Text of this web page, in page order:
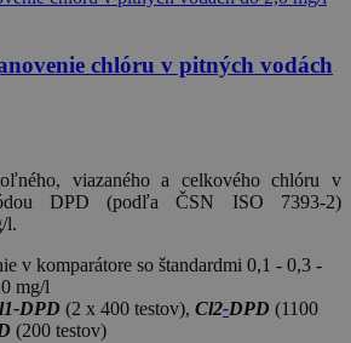
chlóru v pitných vodách
viazaného a celkového chlóru v
DPD (podľa ČSN ISO 7393-2)
l.
v komparátore so štandardmi 0,1 - 0,3 -
mg/l
DPD (2 x 400 testov), Cl2-DPD (1100
(200 testov)